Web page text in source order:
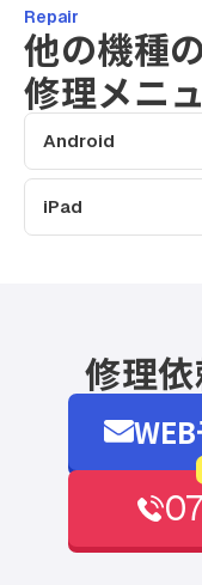
Repair
他の機種の
修理メニ
Android
iPad
修理